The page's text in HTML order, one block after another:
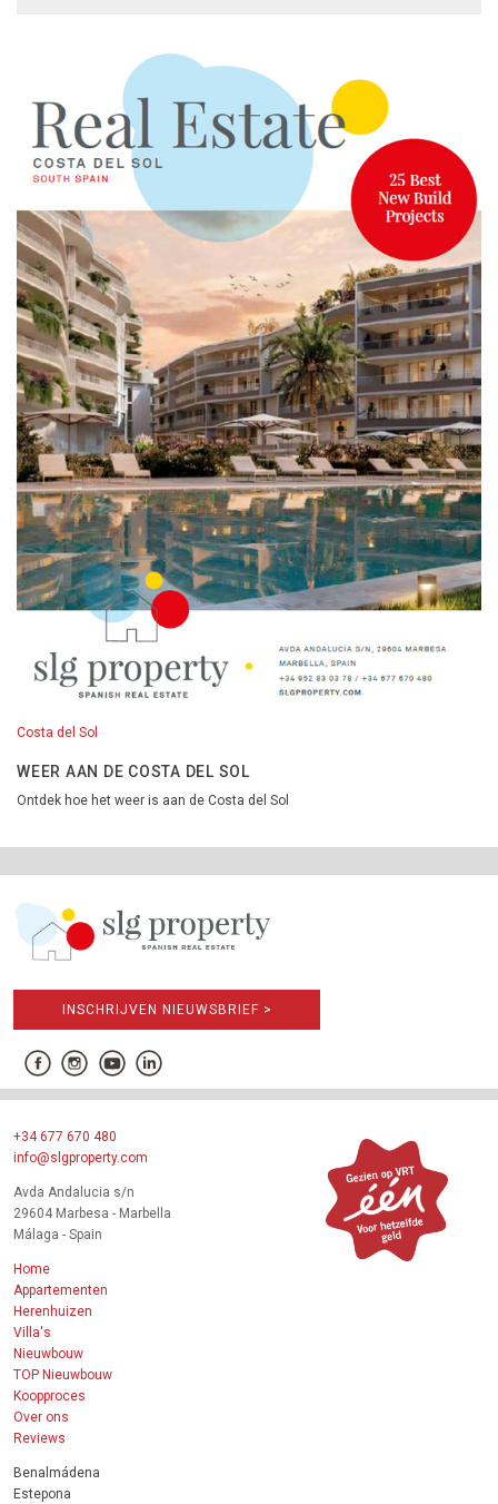
Costa del Sol
WEER AAN DE COSTA DEL SOL
Ontdek hoe het weer is aan de Costa del Sol
INSCHRIJVEN NIEUWSBRIEF >
+34 677 670 480
info@slgproperty.com
Avda Andalucia s/n
29604 Marbesa - Marbella
Málaga - Spain
Home
Appartementen
Herenhuizen
Villa's
Nieuwbouw
TOP Nieuwbouw
Koopproces
Over ons
Reviews
Benalmádena
Estepona